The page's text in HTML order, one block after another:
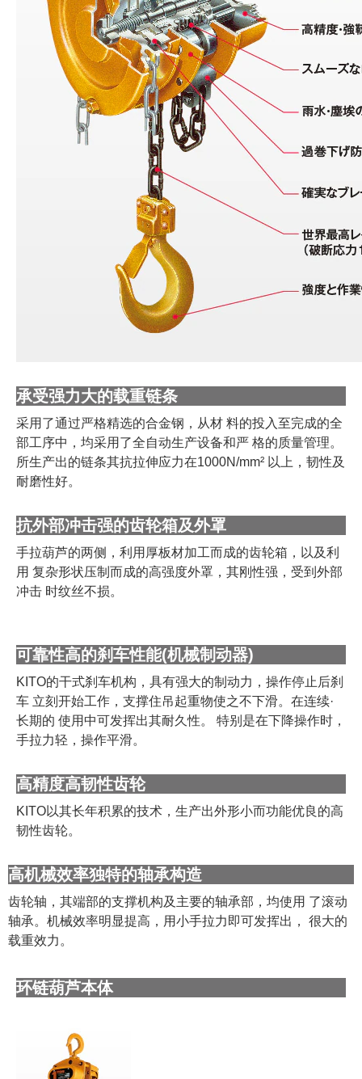
承受强力大的载重链条
采用了通过严格精选的合金钢，从材 料的投入至完成的全
部工序中，均采用了全自动生产设备和严 格的质量管理。
所生产出的链条其抗拉伸应力在1000N/mm² 以上，韧性及
耐磨性好。
抗外部冲击强的齿轮箱及外罩
手拉葫芦的两侧，利用厚板材加工而成的齿轮箱，以及利
用 复杂形状压制而成的高强度外罩，其刚性强，受到外部
冲击 时纹丝不损。
可靠性高的刹车性能(机械制动器)
KITO的干式刹车机构，具有强大的制动力，操作停止后刹
车 立刻开始工作，支撑住吊起重物使之不下滑。在连续·
长期的 使用中可发挥出其耐久性。 特别是在下降操作时，
手拉力轻，操作平滑。
高精度高韧性齿轮
KITO以其长年积累的技术，生产出外形小而功能优良的高
韧性齿轮。
高机械效率独特的轴承构造
齿轮轴，其端部的支撑机构及主要的轴承部，均使用 了滚动
轴承。机械效率明显提高，用小手拉力即可发挥出， 很大的
载重效力。
环链葫芦本体